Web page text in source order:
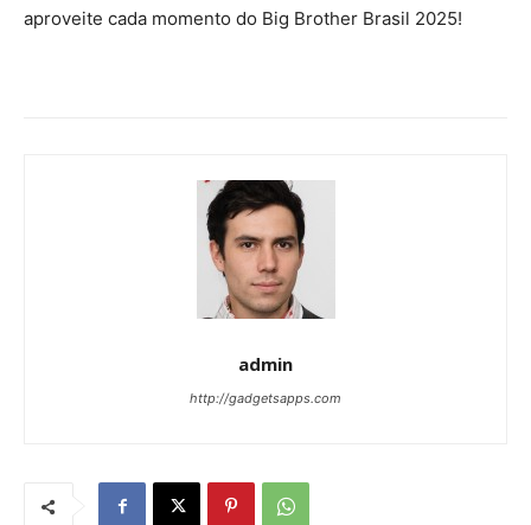
aproveite cada momento do Big Brother Brasil 2025!
admin
http://gadgetsapps.com